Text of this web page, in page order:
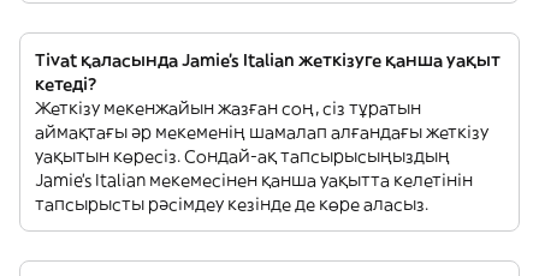
Tivat қаласында Jamie's Italian жеткізуге қанша уақыт
кетеді?
Жеткізу мекенжайын жазған соң, сіз тұратын
аймақтағы әр мекеменің шамалап алғандағы жеткізу
уақытын көресіз. Сондай-ақ тапсырысыңыздың
Jamie's Italian мекемесінен қанша уақытта келетінін
тапсырысты рәсімдеу кезінде де көре аласыз.